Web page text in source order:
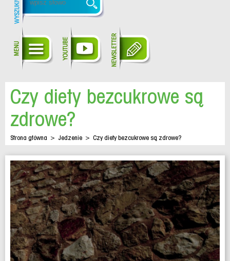
Czy diety bezcukrowe są
zdrowe?
Strona główna > Jedzenie > Czy diety bezcukrowe są zdrowe?